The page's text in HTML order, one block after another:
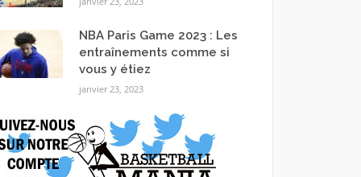
NBA Paris Game 2023 : Les
entraînements comme si
vous y étiez
janvier 23, 2023